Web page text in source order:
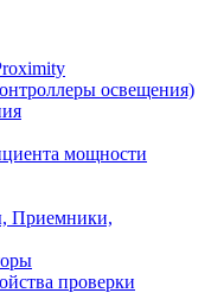
освещения)
мощности
Приемники,
проверки